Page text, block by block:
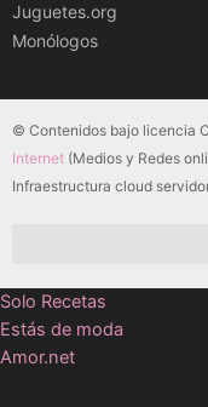
Juguetes.org
Monólogos
© Contenidos bajo licencia
Internet (Medios y Redes
Infraestructura cloud
Solo Recetas
Estás de moda
Amor.net